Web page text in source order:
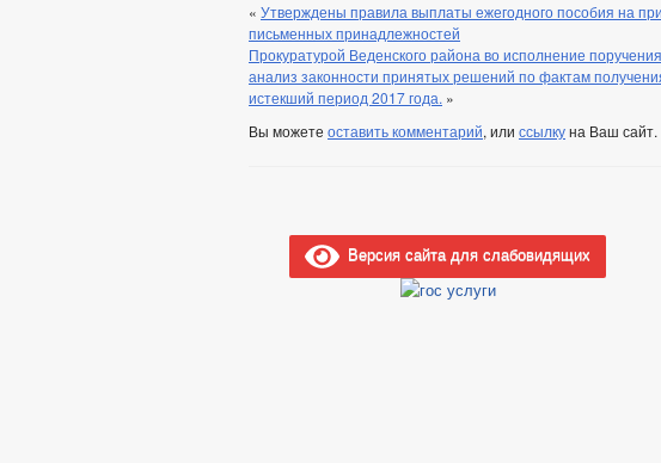
« Утверждены правила выплаты ежегодного пособия на
письменных принадлежностей
Прокуратурой Веденского района во исполнение
анализ законности принятых решений по фактам
истекший период 2017 года. »
Вы можете оставить комментарий, или ссылкуна Ваш сайт.
Версия сайта для слабовидящих